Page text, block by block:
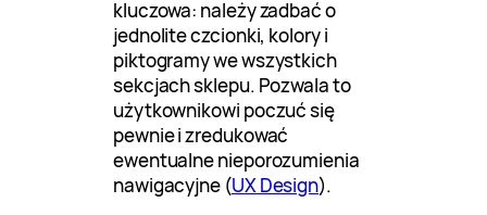
kluczowa: należy zadbać o
jednolite czcionki, kolory i
piktogramy we wszystkich
sekcjach sklepu. Pozwala to
użytkownikowi poczuć się
pewnie i zredukować
ewentualne nieporozumienia
nawigacyjne (UX Design).